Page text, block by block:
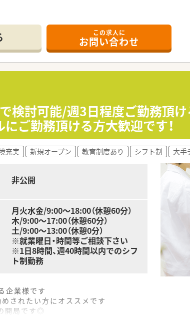
この求人に
お問い合わせ
で検討可能/週3日程度ご勤務
ご勤務頂ける方大歓迎です！
充実 新規オープン 教育制度あり シフト制 大手
非公開
月火水金/9:00～18:00（休憩60分）
木/9:00～17:00（休憩60分）
土/9:00～13:00（休憩0分）
※就業曜日・時間等ご相談下さい
※1日8時間、週40時間以内でのシフ
ト制勤務
企業様です
されたい方にオススメです
開局です◎